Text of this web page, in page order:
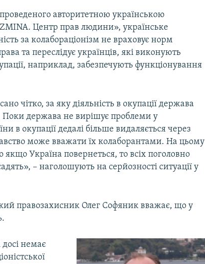
авторитетною українською
Центр прав людини», українське
за колабораціонізм не враховує норм
та переслідує українців, які виконують
наприклад, забезпечують функціонування
чітко, за яку діяльність в окупації держава
держава не вирішує проблеми у
в окупації дедалі більше видаляється через
може вважати їх колаборантами. На цьому
Україна повернеться, то всіх поголовно
– наголошують на серйозності ситуації у
правозахисник Олег Софяник вважає, що у
досі немає